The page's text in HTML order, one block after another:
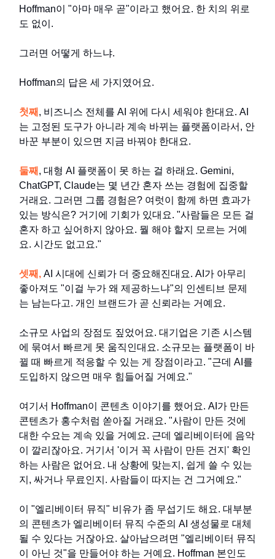
Hoffman이 "아마 매우 곧"이라고 했어요. 한 치의 위로
도 없이.
그러면 어떻게 하느냐.
Hoffman의 답은 세 가지였어요.
첫째 , 비즈니스 전체를 AI 위에 다시 세워야 한대요. AI
는 고정된 도구가 아니라 계속 바뀌는 플랫폼이라서, 안
바꾼 부분이 있으면 지금 바꿔야 한대요.
둘째 , 대형 AI 플랫폼이 못 하는 걸 하래요. Gemini,
ChatGPT, Claude는 몇 년간 혼자 쓰는 경험에 집중할
거래요. 그러면 그룹 경험은? 여럿이 함께 하면 효과가
있는 방식은? 거기에 기회가 있대요. "사람들은 모든 걸
혼자 하고 싶어하지 않아요. 뭘 해야 할지 모르는 거예
요. 시간도 없고요."
셋째, AI 시대에 신뢰가 더 중요해진대요. AI가 아무리
좋아져도 "이걸 누가 왜 제공하느냐"의 인센티브 문제
는 남는다고. 개인 브랜드가 곧 신뢰라는 거예요.
소규모 사업의 장점도 짚었어요. 대기업은 기존 시스템
에 묶여서 빠르게 못 움직인대요. 소규모는 플랫폼이 바
뀔 때 빠르게 적응할 수 있는 게 장점이라고. "근데 AI를
도입하지 않으면 매우 힘들어질 거예요."
여기서 Hoffman이 콘텐츠 이야기를 했어요. AI가 만든
콘텐츠가 홍수처럼 쏟아질 거래요. "사람이 만든 것에
대한 수요는 계속 있을 거예요. 근데 엘리베이터에 음악
이 깔리잖아요. 거기서 '이거 꼭 사람이 만든 건지' 확인
하는 사람은 없어요. 내 상황에 맞는지, 쉽게 쓸 수 있는
지, 싸거나 무료인지. 사람들이 따지는 건 그거예요."
이 "엘리베이터 뮤직" 비유가 좀 무섭기도 해요. 대부분
의 콘텐츠가 엘리베이터 뮤직 수준의 AI 생성물로 대체
될 수 있다는 거잖아요. 살아남으려면 "엘리베이터 뮤직
이 아닌 것"을 만들어야 하는 거예요. Hoffman 본인도